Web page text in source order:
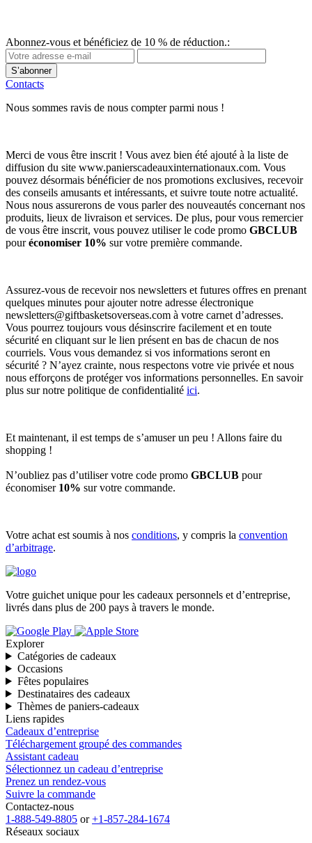
Abonnez-vous et bénéficiez de 10 % de réduction.:
S’abonner
Contacts
Nous sommes ravis de nous compter parmi nous !
Merci de vous être inscrit ! Vous avez bien été ajouté à la liste de
diffusion du site www.panierscadeauxinternationaux.com. Vous
pouvez désormais bénéficier de nos promotions exclusives, recevoir
des conseils amusants et intéressants, et suivre toute notre actualité.
Nous nous assurerons de vous parler des nouveautés concernant nos
produits, lieux de livraison et services. De plus, pour vous remercier
de vous être inscrit, vous pouvez utiliser le code promo GBCLUB
pouréconomiser 10% sur votre première commande.
Assurez-vous de recevoir nos newsletters et futures offres en prenant
quelques minutes pour ajouter notre adresse électronique
newsletters@giftbasketsoverseas.com à votre carnet d’adresses.
Vous pourrez toujours vous désinscrire facilement et en toute
sécurité en cliquant sur le lien présent en bas de chacun de nos
courriels. Vous vous demandez si vos informations seront en
sécurité ? N’ayez crainte, nous respectons votre vie privée et nous
nous efforçons de protéger vos informations personnelles. En savoir
plus sur notre politique de confidentialité ici.
Et maintenant, il est temps de s’amuser un peu ! Allons faire du
shopping !
N’oubliez pas d’utiliser votre code promo GBCLUB pour
économiser 10% sur votre commande.
Votre achat est soumis à nos conditions, y compris la convention
d’arbitrage.
Votre guichet unique pour les cadeaux personnels et d’entreprise,
livrés dans plus de 200 pays à travers le monde.
Explorer
Catégories de cadeaux
Occasions
Fêtes populaires
Destinataires des cadeaux
Thèmes de paniers-cadeaux
Liens rapides
Cadeaux d’entreprise
Téléchargement groupé des commandes
Assistant cadeau
Sélectionnez un cadeau d’entreprise
Prenez un rendez-vous
Suivre la commande
Contactez-nous
1-888-549-8805 or+1-857-284-1674
Réseaux sociaux